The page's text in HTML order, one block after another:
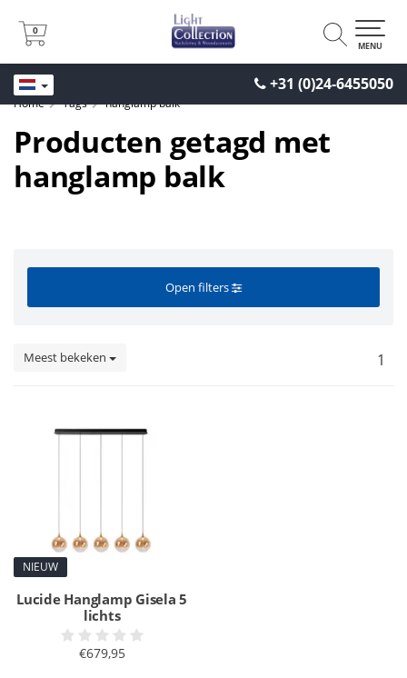
+31 (0)24-6455050
0
0
MENU
Home Tags hanglamp balk
Producten getagd met
hanglamp balk
Open filters
Meest bekeken 1
NIEUW
Lucide Hanglamp Gisela 5
lichts
€679,95